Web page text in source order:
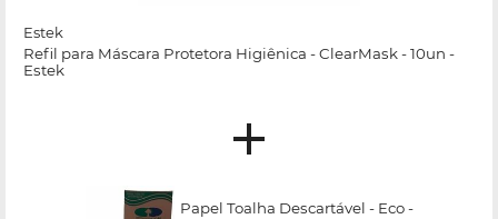
Estek
Refil para Máscara Protetora Higiênica - ClearMask - 10un -
Estek
Papel Toalha Descartável - Eco -